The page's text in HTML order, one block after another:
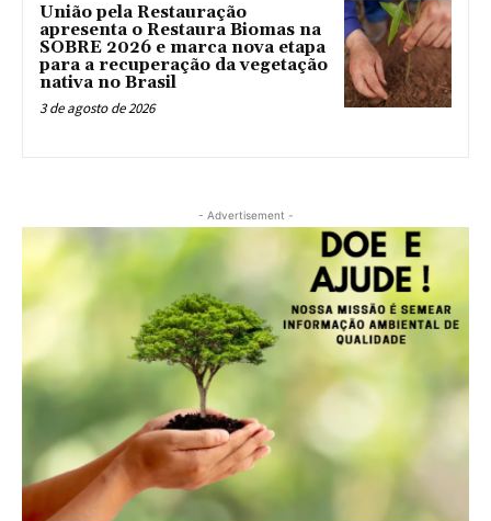
União pela Restauração
apresenta o Restaura Biomas na
SOBRE 2026 e marca nova etapa
para a recuperação da vegetação
nativa no Brasil
3 de agosto de 2026
- Advertisement -